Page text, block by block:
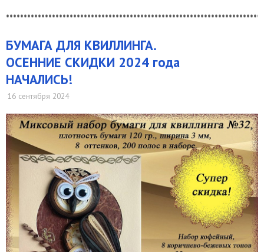
БУМАГА ДЛЯ КВИЛЛИНГА.
ОСЕННИЕ СКИДКИ 2024 года
НАЧАЛИСЬ!
16 сентября 2024